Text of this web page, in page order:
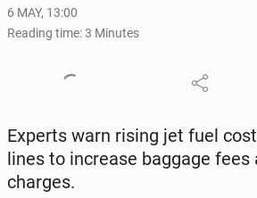
6 MAY, 13:00
Reading time: 3 Minutes
Experts warn rising jet fuel
lines to in­crease baggage fees
charges.